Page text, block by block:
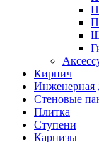
Кирпич
Инженерная
Стеновые
Плитка
Ступени
Карнизы